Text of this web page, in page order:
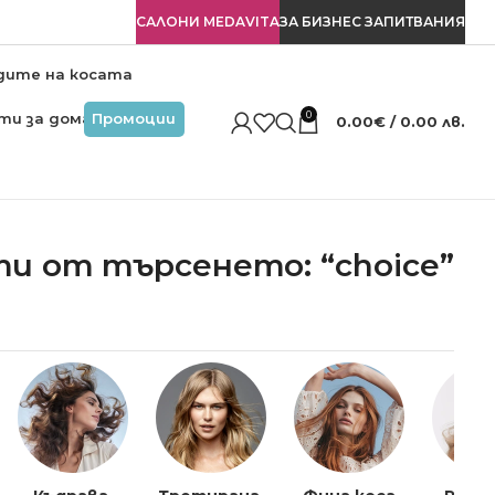
САЛОНИ MEDAVITAЗА БИЗНЕС ЗАПИТВАНИЯ
на косата
за дома Промоции 0 0.00€ / 0.00 лв.
от търсенето: “choice”